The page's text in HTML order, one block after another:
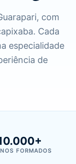
com
Cada
especialidade
de
FORMADOS